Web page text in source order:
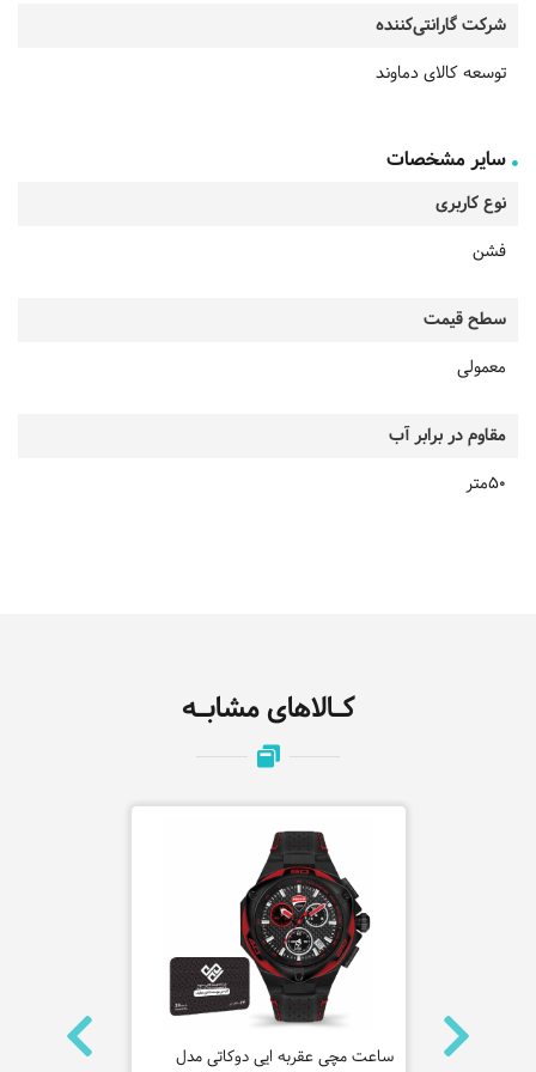
شرکت گارانتی‌کننده
توسعه کالای دماوند
سایر مشخصات
نوع کاربری
فشن
سطح قیمت
معمولی
مقاوم در برابر آب
50متر
کـالاهای مشابـه
ساعت مچی
ساعت مچی عقربه ایی دوکاتی مدل